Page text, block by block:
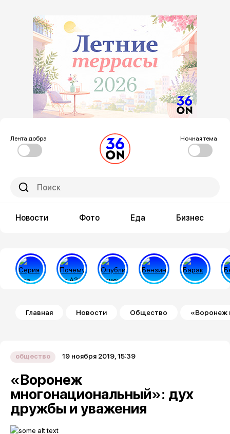
Лента добра Ночная тема
Новости Фото Еда Бизнес
Строка навигации
Главная Новости Общество «Воронеж
общество 19 ноября 2019, 15:39
«Воронеж
многонациональный»: дух
дружбы и уважения